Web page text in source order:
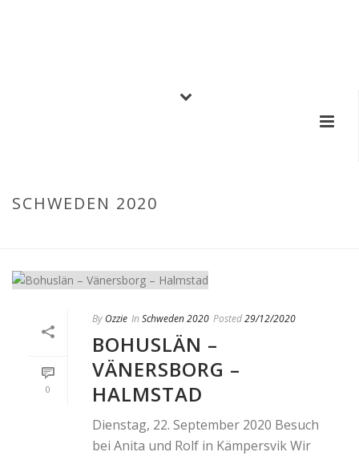
SCHWEDEN 2020
0
By Ozzie In Schweden 2020 Posted29/12/2020
BOHUSLÄN –
VÄNERSBORG –
HALMSTAD
Dienstag, 22. September 2020 Besuch
bei Anita und Rolf in Kämpersvik Wir